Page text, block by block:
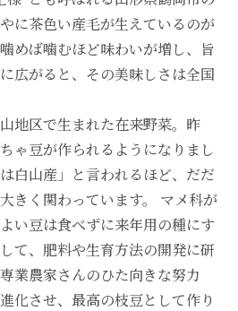
に茶色い産毛が生えているのが
めば噛むほど味わいが増し、旨
広がると、その美味しさは全国
地区で生まれた在来野菜。昨
ゃ豆が作られるようになりまし
白山産」と言われるほど、だだ
きく関わっています。 マメ科が
い豆は食べずに来年用の種にす
て、肥料や生育方法の開発に研
業農家さんのひた向きな努力
化させ、最高の枝豆として作り